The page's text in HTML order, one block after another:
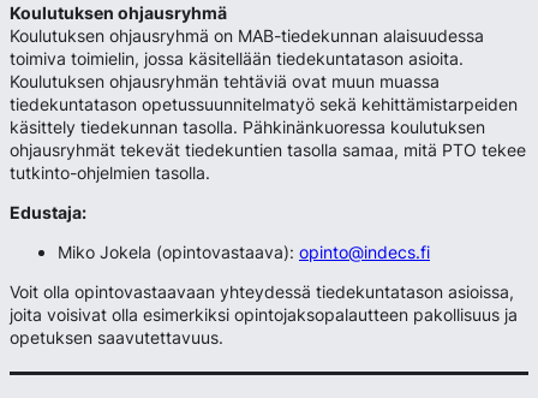
Koulutuksen ohjausryhmä
Koulutuksen ohjausryhmä on MAB-tiedekunnan alaisuudessa
toimiva toimielin, jossa käsitellään tiedekuntatason asioita.
Koulutuksen ohjausryhmän tehtäviä ovat muun muassa
tiedekuntatason opetussuunnitelmatyö sekä kehittämistarpeiden
käsittely tiedekunnan tasolla. Pähkinänkuoressa koulutuksen
ohjausryhmät tekevät tiedekuntien tasolla samaa, mitä PTO tekee
tutkinto-ohjelmien tasolla.
Edustaja:
Miko Jokela (opintovastaava): opinto@indecs.fi
Voit olla opintovastaavaan yhteydessä tiedekuntatason asioissa,
joita voisivat olla esimerkiksi opintojaksopalautteen pakollisuus ja
opetuksen saavutettavuus.